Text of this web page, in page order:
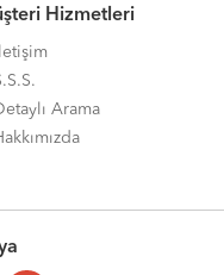
Hizmetleri
İletişim
Arama